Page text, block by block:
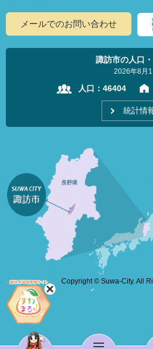
メールでのお問い合わせ
諏訪市の人口
2026年8月1
人口： 46404
統計情
Copyright © Suwa-City. All